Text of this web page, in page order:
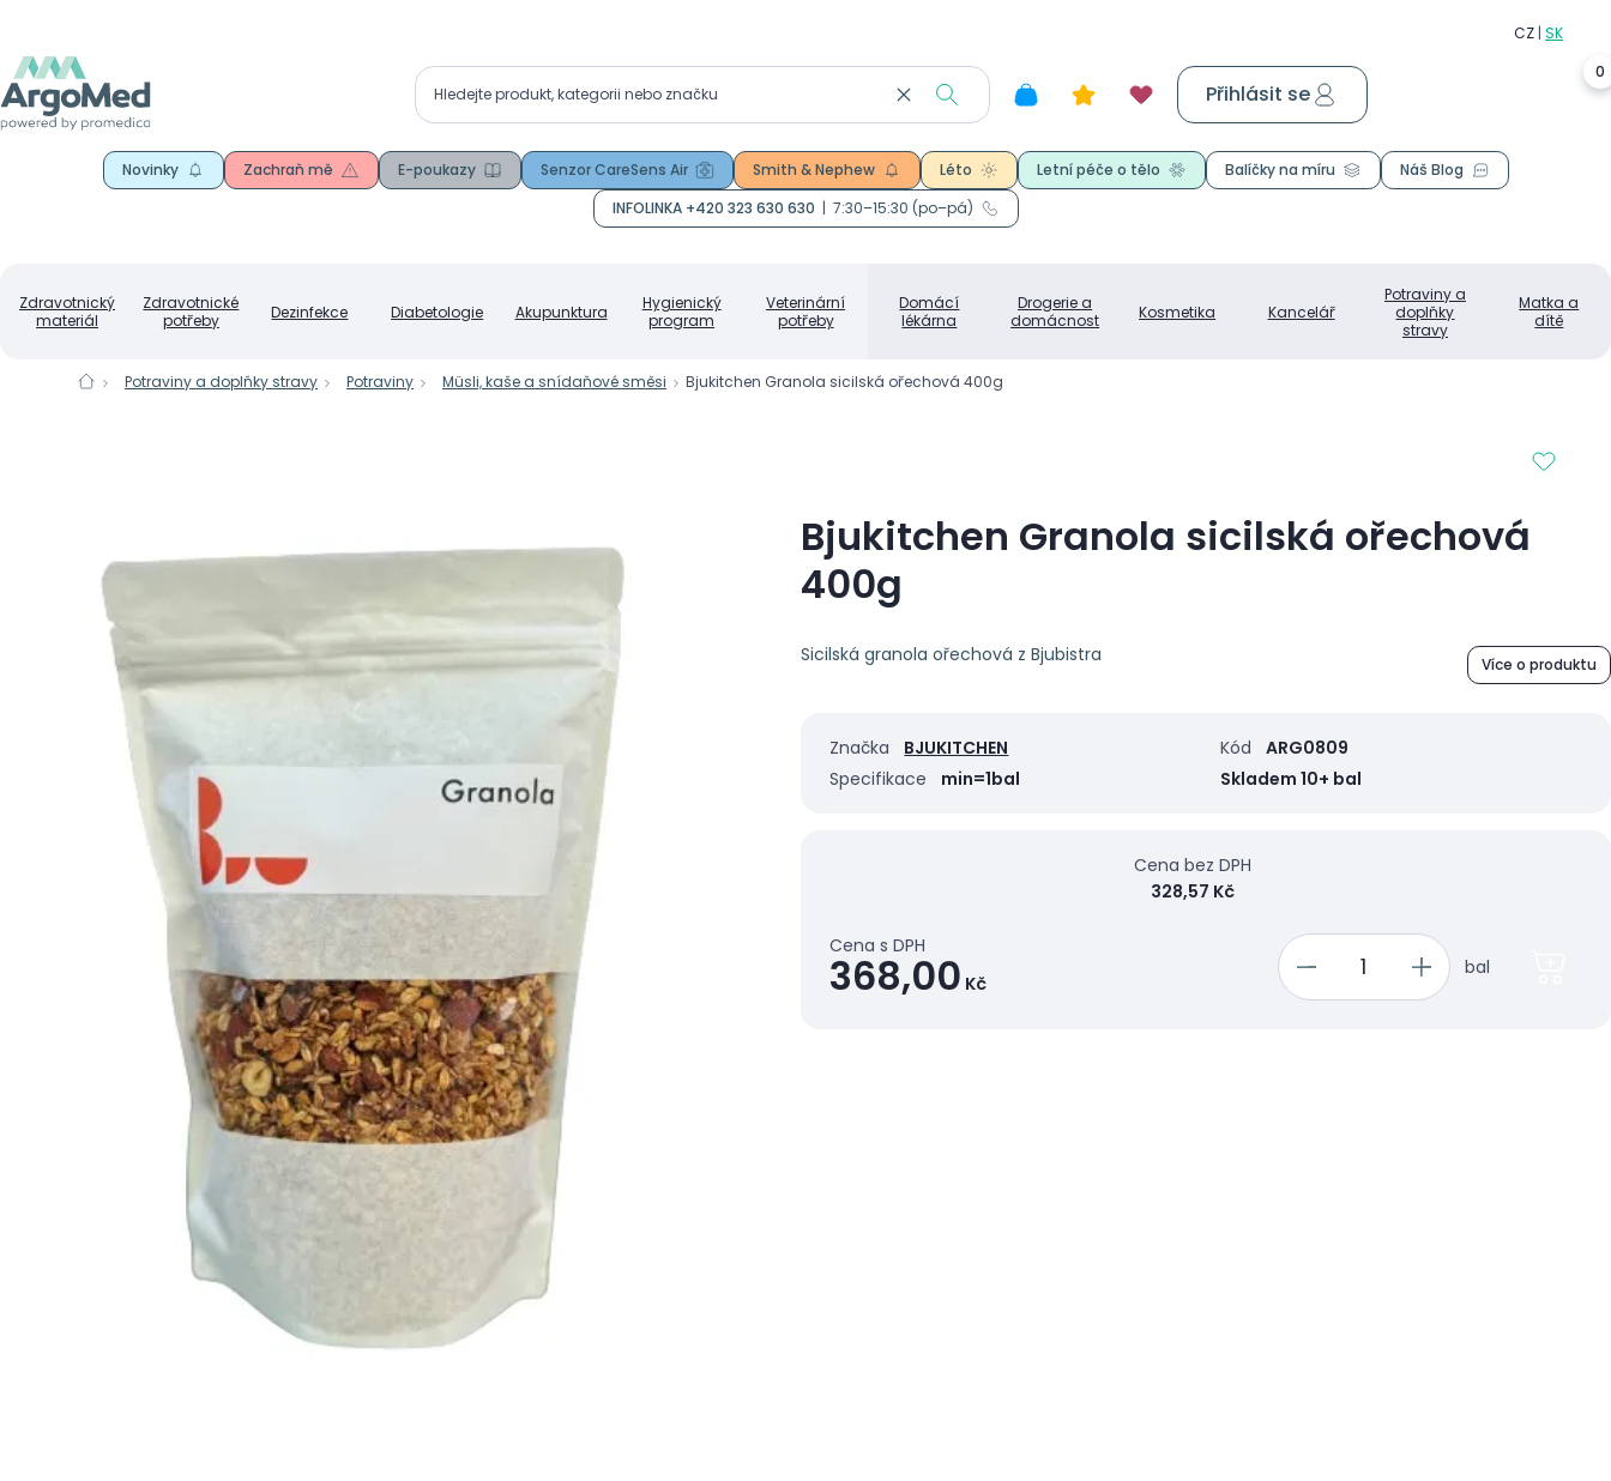
Zdravotnický
materiál
Zdravotnické
potřeby
Dezinfekce Diabetologie Akupunktura
Hygienický
program
Veterinární
potřeby
Domácí
lékárna
Drogerie a
domácnost
Kosmetika Kancelář
Potraviny a
doplňky
stravy
Matka a
dítě
0
Přihlásit se
Novinky Zachraň mě E-poukazy Senzor CareSens Air Smith & Nephew Léto Letní péče o tělo Balíčky na míru
Náš Blog
INFOLINKA +420 323 630 630
7:30–15:30 (po–pá)
Potraviny a doplňky stravy Potraviny Müsli, kaše a snídaňové směsi Bjukitchen Granola sicilská ořechová 400g
Bjukitchen Granola sicilská ořechová
400g
Sicilská granola ořechová z Bjubistra Více o produktu
Značka BJUKITCHEN Kód
ARG0809
Specifikace
min=1bal Skladem 10+ bal
Cena s DPH
368,00 Kč
Cena bez DPH
328,57 Kč
bal